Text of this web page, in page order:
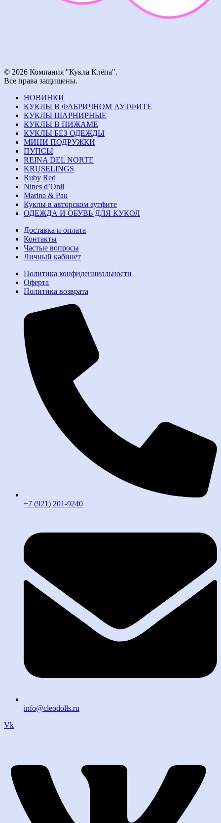
© 2026 Компания "Кукла Клёпа".
Все права защищены.
НОВИНКИ
КУКЛЫ В ФАБРИЧНОМ АУТФИТЕ
КУКЛЫ ШАРНИРНЫЕ
КУКЛЫ В ПИЖАМЕ
КУКЛЫ БЕЗ ОДЕЖДЫ
МИНИ ПОДРУЖКИ
ПУПСЫ
REINA DEL NORTE
KRUSELINGS
Ruby Red
Nines d’Onil
Marina & Pau
Куклы в авторском аутфите
ОДЕЖДА И ОБУВЬ ДЛЯ КУКОЛ
Доставка и оплата
Контакты
Частые вопросы
Личный кабинет
Политика конфиденциальности
Оферта
Политика возврата
+7 (921) 201-9240
info@cleodolls.ru
Vk